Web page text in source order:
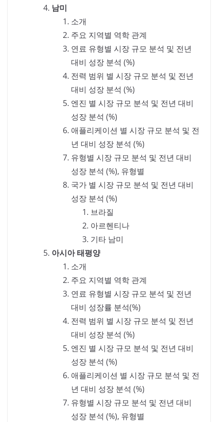
남미
소개
주요 지역별 역학 관계
연료 유형별 시장 규모 분석 및 전년
대비 성장 분석 (%)
전력 범위 별 시장 규모 분석 및 전년
대비 성장 분석 (%)
엔진 별 시장 규모 분석 및 전년 대비
성장 분석 (%)
애플리케이션 별 시장 규모 분석 및 전
년 대비 성장 분석 (%)
유형별 시장 규모 분석 및 전년 대비
성장 분석 (%), 유형별
국가 별 시장 규모 분석 및 전년 대비
성장 분석 (%)
브라질
아르헨티나
기타 남미
아시아 태평양
소개
주요 지역별 역학 관계
연료 유형별 시장 규모 분석 및 전년
대비 성장률 분석(%)
전력 범위 별 시장 규모 분석 및 전년
대비 성장 분석 (%)
엔진 별 시장 규모 분석 및 전년 대비
성장 분석 (%)
애플리케이션 별 시장 규모 분석 및 전
년 대비 성장 분석 (%)
유형별 시장 규모 분석 및 전년 대비
성장 분석 (%), 유형별